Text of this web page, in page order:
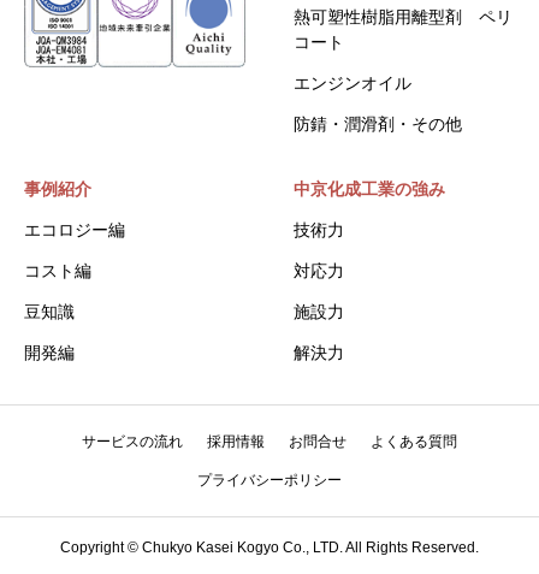
熱可塑性樹脂用離型剤 ペリ
コート
エンジンオイル
防錆・潤滑剤・その他
事例紹介
エコロジー編
コスト編
豆知識
開発編
中京化成工業の強み
技術力
対応力
施設力
解決力
サービスの流れ 採用情報 お問合せ よくある質問
プライバシーポリシー
Copyright © Chukyo Kasei Kogyo Co., LTD. All Rights Reserved.